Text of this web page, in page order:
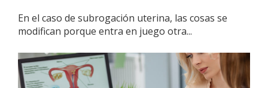
En el caso de subrogación uterina, las cosas se
modifican porque entra en juego otra...